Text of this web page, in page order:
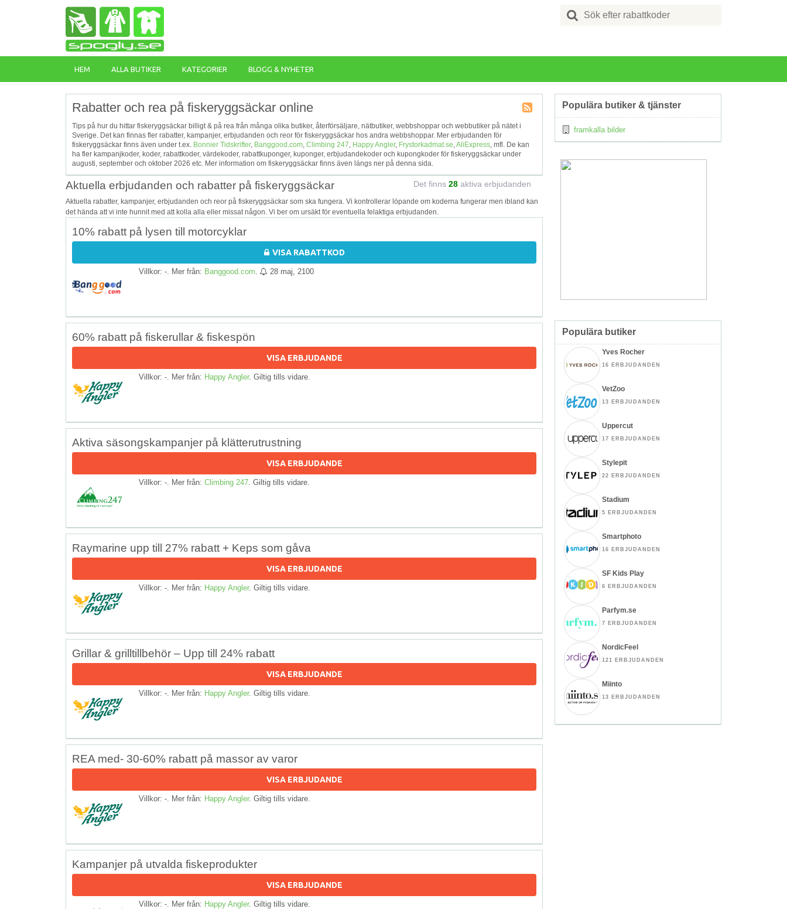
Search
for:
HEM ALLA BUTIKER KATEGORIER BLOGG & NYHETER
RSS
Rabatter och rea på fiskeryggsäckar online
Tips på hur du hittar fiskeryggsäckar billigt & på rea från många olika butiker, återförsäljare, nätbutiker, webbshoppar och webbutiker på nätet i
Sverige. Det kan finnas fler rabatter, kampanjer, erbjudanden och reor för fiskeryggsäckar hos andra webbshoppar. Mer erbjudanden för
fiskeryggsäckar finns även under t.ex. Bonnier Tidskrifter, Banggood.com, Climbing 247, Happy Angler, Frystorkadmat.se,AliExpress, mfl. De kan
ha fler kampanjkoder, koder, rabattkoder, värdekoder, rabattkuponger, kuponger, erbjudandekoder och kupongkoder för fiskeryggsäckar under
augusti, september och oktober 2026 etc. Mer information om fiskeryggsäckar finns även längs ner på denna sida.
Aktuella erbjudanden och rabatter på fiskeryggsäckar Det finns 28 aktiva erbjudanden
Aktuella rabatter, kampanjer, erbjudanden och reor på fiskeryggsäckar som ska fungera. Vi kontrollerar löpande om koderna fungerar men ibland kan
det hända att vi inte hunnit med att kolla alla eller missat någon. Vi ber om ursäkt för eventuella felaktiga erbjudanden.
10% rabatt på lysen till motorcyklar
VISA RABATTKOD
Villkor: -. Mer från: Banggood.com 28 maj, 2100
60% rabatt på fiskerullar & fiskespön
VISA ERBJUDANDE
Villkor: -. Mer från: Happy Angler. Giltig tills vidare.
Aktiva säsongskampanjer på klätterutrustning
VISA ERBJUDANDE
Villkor: -. Mer från: Climbing 247 . Giltig tills vidare.
Raymarine upp till 27% rabatt + Keps som gåva
VISA ERBJUDANDE
Villkor: -. Mer från: Happy Angler. Giltig tills vidare.
Grillar & grilltillbehör – Upp till 24% rabatt
VISA ERBJUDANDE
Villkor: -. Mer från: Happy Angler. Giltig tills vidare.
REA med- 30-60% rabatt på massor av varor
VISA ERBJUDANDE
Villkor: -. Mer från: Happy Angler. Giltig tills vidare.
Kampanjer på utvalda fiskeprodukter
VISA ERBJUDANDE
Villkor: -. Mer från: Happy Angler. Giltig tills vidare.
Populära butiker & tjänster
framkalla bilder
Populära butiker
Yves Rocher
16 ERBJUDANDEN
VetZoo
13 ERBJUDANDEN
Uppercut
17 ERBJUDANDEN
Stylepit
22 ERBJUDANDEN
Stadium
5 ERBJUDANDEN
Smartphoto
16 ERBJUDANDEN
SF Kids Play
6 ERBJUDANDEN
Parfym.se
7 ERBJUDANDEN
NordicFeel
121 ERBJUDANDEN
Miinto
13 ERBJUDANDEN